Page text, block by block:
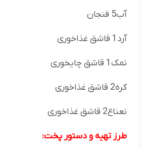
آب5 فنجان
آرد1 قاشق غذاخوری
نمک1 قاشق چایخوری
کره2 قاشق غذاخوری
نعناع2 قاشق غذاخوری
طرز تهیه و دستور پخت: